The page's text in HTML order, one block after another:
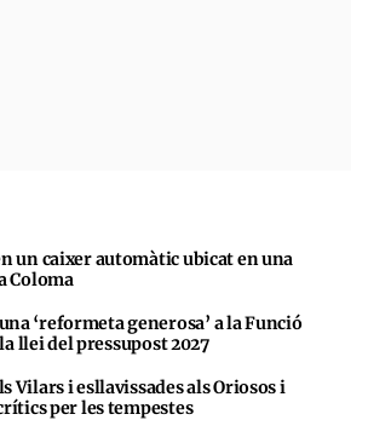
un caixer automàtic ubicat en una
Coloma
‘reformeta generosa’ a la Funció
llei del pressupost 2027
Vilars i esllavissades als Oriosos i
per les tempestes